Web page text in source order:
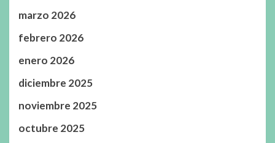
marzo 2026
febrero 2026
enero 2026
diciembre 2025
noviembre 2025
octubre 2025